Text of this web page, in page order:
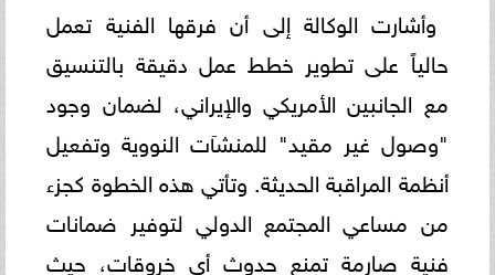
وأشارت الوكالة إلى أن فرقها الفنية تعمل
حالياً على تطوير خطط عمل دقيقة بالتنسيق
مع الجانبين الأمريكي والإيراني، لضمان وجود
"وصول غير مقيد" للمنشآت النووية وتفعيل
أنظمة المراقبة الحديثة. وتأتي هذه الخطوة كجزء
من مساعي المجتمع الدولي لتوفير ضمانات
فنية صارمة تمنع حدوث أي خروقات، حيث